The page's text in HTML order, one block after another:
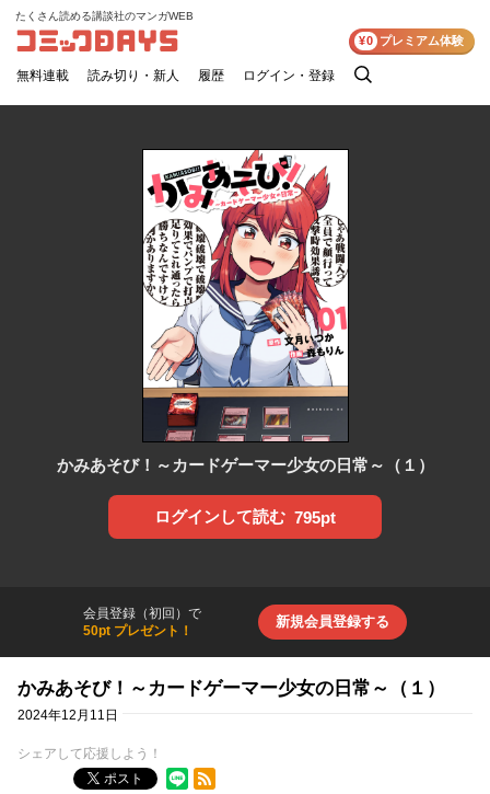
コミックDAYS
たくさん読める講談社のマンガWEB
無料連載 読み切り・新人 履歴 ログイン・登録
検
¥0 プレミアム体験
かみあそび！～カードゲーマー少女の日常～（１）
ログインして読む 795pt
会員登録（初回）で
50pt プレゼント！
新規会員登録する
かみあそび！～カードゲーマー少女の日常～（１）
2024年12月11日
シェアして応援しよう！
ポスト
RSSフィード